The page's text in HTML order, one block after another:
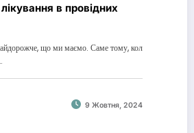
в провідних
що ми маємо. Саме тому, кол
9 Жовтня, 2024